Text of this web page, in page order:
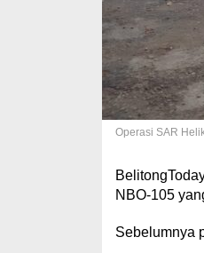
Operasi SAR
NBO-105
Sebelumnya